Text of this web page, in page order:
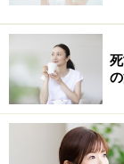
1580円、30年
の分、おトク
年齢・性別、保
にしたときの
いか少ないか